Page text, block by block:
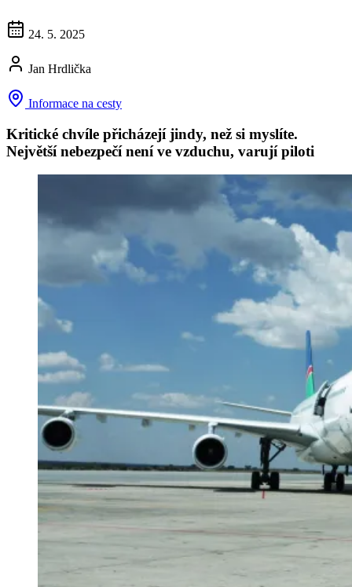
24. 5. 2025
Jan Hrdlička
Informace na cesty
Kritické chvíle přicházejí jindy, než si myslíte.
Největší nebezpečí není ve vzduchu, varují piloti